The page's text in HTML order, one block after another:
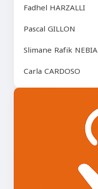
Fadhel HARZALLI
Pascal GILLON
Slimane Rafik NEBIA
Carla CARDOSO